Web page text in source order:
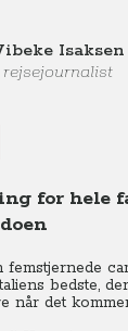
Isaksen
for hele
bedste,
når det